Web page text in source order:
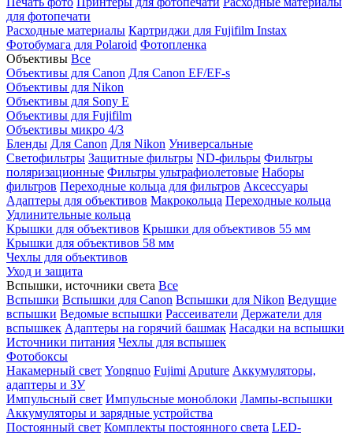
для фотопечати
Расходные материалы Картриджи для Fujifilm Instax
Фотобумага для Polaroid Фотопленка
Объективы Все
Объективы для Canon Для Canon EF/EF-s
Объективы для Nikon
Объективы для Sony E
Объективы для Fujifilm
Объективы микро 4/3
Бленды Для Canon Для Nikon Универсальные
Светофильтры Защитные фильтры ND-фильры Фильтры
поляризационные Фильтры ультрафиолетовые Наборы
фильтров Переходные кольца для фильтров Аксессуары
Адаптеры для объективов Макрокольца Переходные кольца
Удлинительные кольца
Крышки для объективов Крышки для объективов 55 мм
Крышки для объективов 58 мм
Чехлы для объективов
Уход и защита
Вспышки, источники света Все
Вспышки Вспышки для Canon Вспышки для Nikon Ведущие
вспышки Ведомые вспышки Рассеиватели Держатели для
вспышкек Адаптеры на горячий башмак Насадки на вспышки
Источники питания Чехлы для вспышек
Фотобоксы
Накамерный свет Yongnuo Fujimi Aputure Аккумуляторы,
адаптеры и ЗУ
Импульсный свет Импульсные моноблоки Лампы-вспышки
Аккумуляторы и зарядные устройства
Постоянный свет Комплекты постоянного света LED-